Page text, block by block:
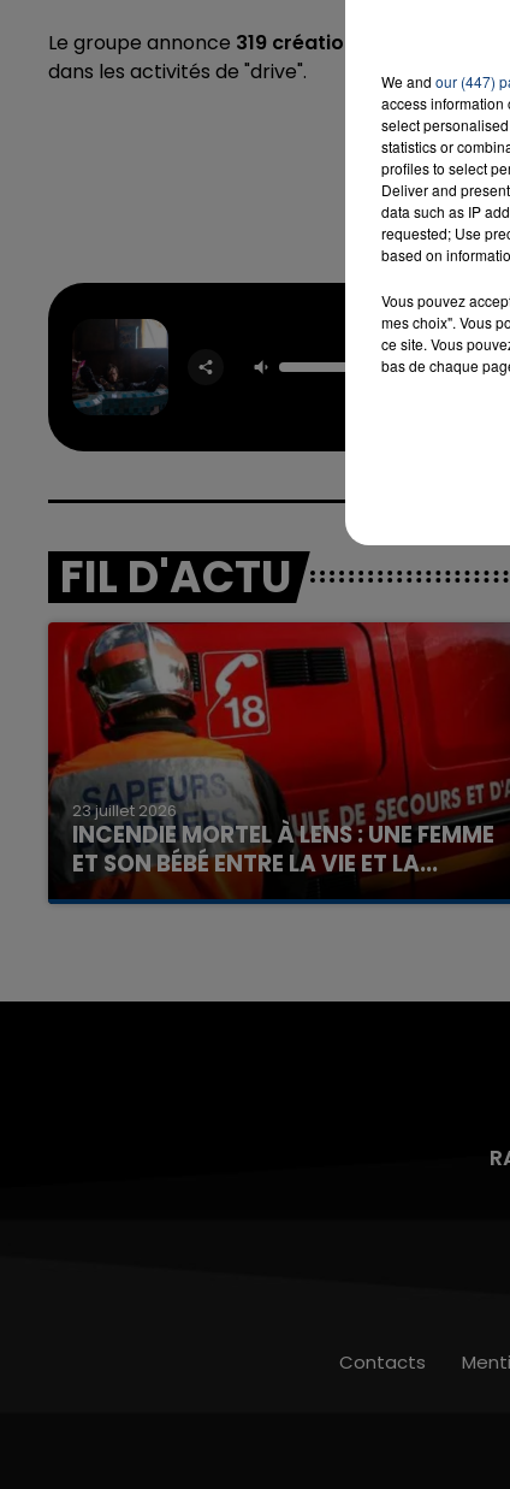
Le groupe annonce 319 créations de postes
dans les activités de "drive".
FIL D'ACTU
23 juillet 2026
INCENDIE MORTEL À LENS : UNE FEMME
ET SON BÉBÉ ENTRE LA VIE ET LA...
Un homme s'est immolé par le feu après avoir
Contacts
We and our (447)
access information
select
statistics or
profiles to select
Deliver and
data such as IP
requested; Use
based on
Vous pouvez
mes choix". Vous
ce site. Vous
bas de chaque